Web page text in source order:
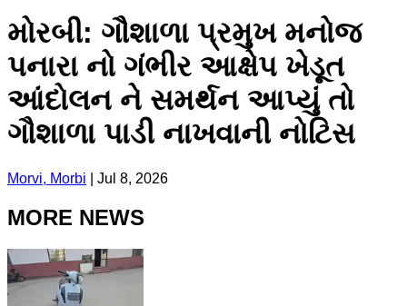
મોરબી: ગૌશાળા પ્રમુખ મનોજ
પનારા નો ગંભીર આક્ષેપ ખેડૂત
આંદોલન ને સમર્થન આપ્યું તો
ગૌશાળા પાડી નાખવાની નોટિસ
Morvi, Morbi Jul 8, 2026
MORE NEWS